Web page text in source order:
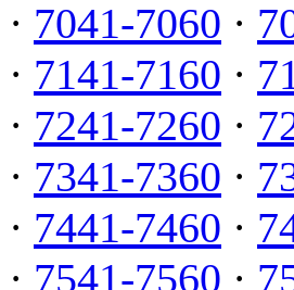
· 7041-7060 ·
· 7141-7160 ·
· 7241-7260 ·
· 7341-7360 ·
· 7441-7460 ·
· 7541-7560 ·